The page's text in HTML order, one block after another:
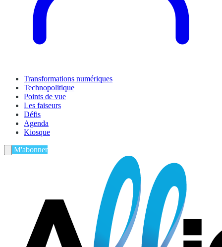
Transformations numériques
Technopolitique
Points de vue
Les faiseurs
Défis
Agenda
Kiosque
M'abonner